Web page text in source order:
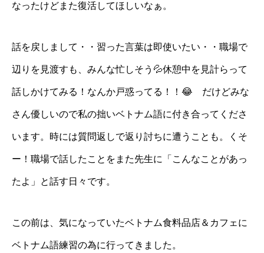
なったけどまた復活してほしいなぁ。
話を戻しまして・・習った言葉は即使いたい・・職場で
辺りを見渡すも、みんな忙しそう💦休憩中を見計らって
話しかけてみる！なんか戸惑ってる！！😂 だけどみな
さん優しいので私の拙いベトナム語に付き合ってくださ
います。時には質問返しで返り討ちに遭うことも。くそ
ー！職場で話したことをまた先生に「こんなことがあっ
たよ」と話す日々です。
この前は、気になっていたベトナム食料品店＆カフェに
ベトナム語練習の為に行ってきました。